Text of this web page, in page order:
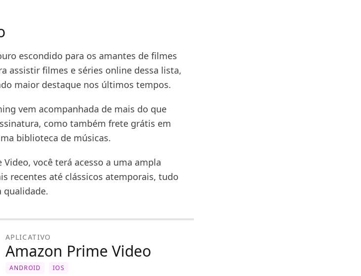
escondido para os amantes de filmes
assistir filmes e séries online dessa lista,
maior destaque nos últimos tempos.
vem acompanhada de mais do que
como também frete grátis em
biblioteca de músicas.
você terá acesso a uma ampla
recentes até clássicos atemporais, tudo
qualidade.
APLICATIVO
Amazon Prime Video
ANDROID IOS